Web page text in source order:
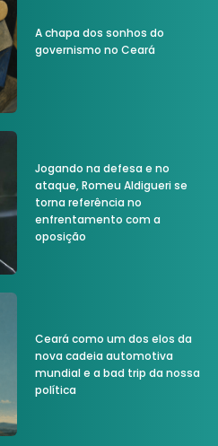
A chapa dos sonhos do
governismo no Ceará
Jogando na defesa e no
ataque, Romeu Aldigueri se
torna referência no
enfrentamento com a
oposição
Ceará como um dos elos da
nova cadeia automotiva
mundial e a bad trip da nossa
política